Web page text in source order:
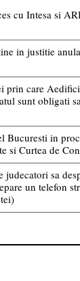
cu Intesa si
in justitie
prin care
sunt obligati
Bucuresti in
si Curtea de
judecatori sa
un telefon